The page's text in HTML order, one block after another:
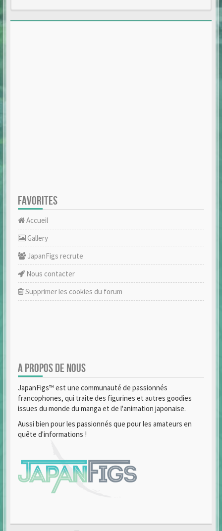
FAVORITES
Accueil
Gallery
JapanFigs recrute
Nous contacter
Supprimer les cookies du forum
A PROPOS DE NOUS
JapanFigs™ est une communauté de passionnés
francophones, qui traite des figurines et autres goodies
issues du monde du manga et de l'animation japonaise.
Aussi bien pour les passionnés que pour les amateurs en
quête d'informations !